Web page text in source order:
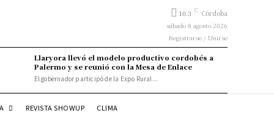
10.3 C Córdoba
sábado 8 agosto 2026
Registrarse / Unirse
Llaryora llevó el modelo productivo cordobés a
Palermo y se reunió con la Mesa de Enlace
El gobernador participó de la Expo Rural...
REVISTA SHOWUP CLIMA